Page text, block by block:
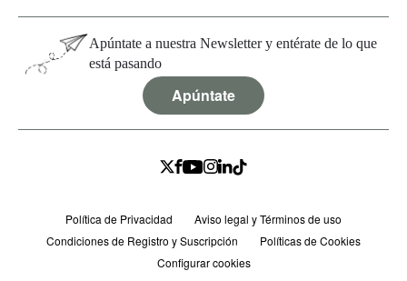
Apúntate a nuestra Newsletter y entérate de lo que
está pasando
Apúntate
Política de Privacidad
Aviso legal y Términos de uso
Condiciones de Registro y Suscripción
Políticas de Cookies
Configurar cookies